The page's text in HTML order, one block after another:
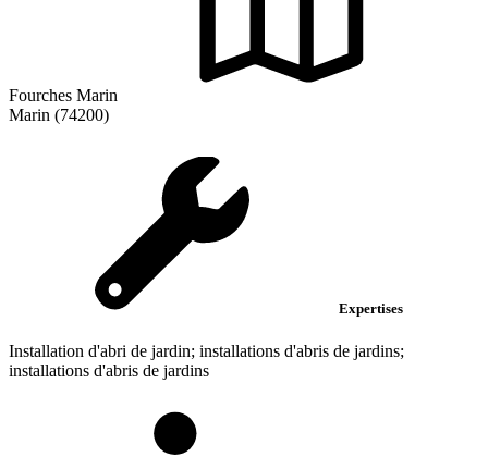
Fourches Marin
Marin (74200)
Expertises
Installation d'abri de jardin; installations d'abris de jardins;
installations d'abris de jardins